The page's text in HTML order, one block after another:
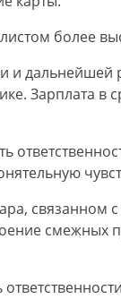
более
дальнейшей
Зарплата в
связанном
смежных